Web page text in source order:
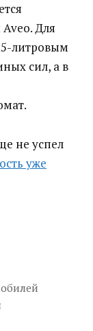
Для
литровым
сил, а в
не успел
уже